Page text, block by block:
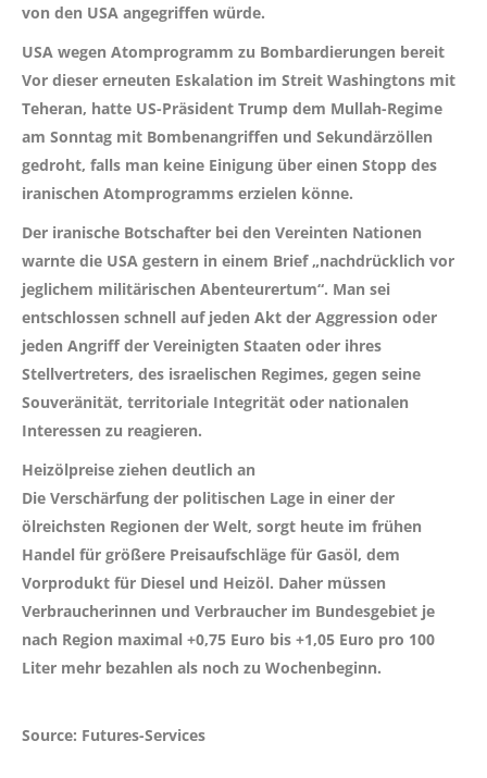
von den USA angegriffen würde.
USA wegen Atomprogramm zu Bombardierungen bereit
Vor dieser erneuten Eskalation im Streit Washingtons mit
Teheran, hatte US-Präsident Trump dem Mullah-Regime
am Sonntag mit Bombenangriffen und Sekundärzöllen
gedroht, falls man keine Einigung über einen Stopp des
iranischen Atomprogramms erzielen könne.
Der iranische Botschafter bei den Vereinten Nationen
warnte die USA gestern in einem Brief „nachdrücklich vor
jeglichem militärischen Abenteurertum“. Man sei
entschlossen schnell auf jeden Akt der Aggression oder
jeden Angriff der Vereinigten Staaten oder ihres
Stellvertreters, des israelischen Regimes, gegen seine
Souveränität, territoriale Integrität oder nationalen
Interessen zu reagieren.
Heizölpreise ziehen deutlich an
Die Verschärfung der politischen Lage in einer der
ölreichsten Regionen der Welt, sorgt heute im frühen
Handel für größere Preisaufschläge für Gasöl, dem
Vorprodukt für Diesel und Heizöl. Daher müssen
Verbraucherinnen und Verbraucher im Bundesgebiet je
nach Region maximal +0,75 Euro bis +1,05 Euro pro 100
Liter mehr bezahlen als noch zu Wochenbeginn.
Source: Futures-Services